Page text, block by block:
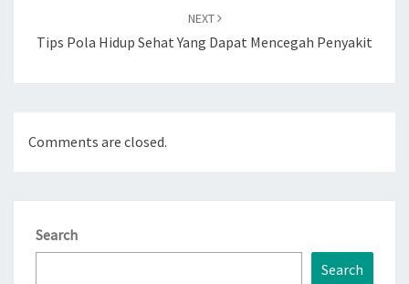
NEXT
Tips Pola Hidup Sehat Yang Dapat Mencegah Penyakit
Comments are closed.
Search
Search